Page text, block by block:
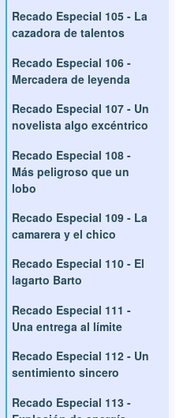
Recado Especial 105 - La
cazadora de talentos
Recado Especial 106 -
Mercadera de leyenda
Recado Especial 107 - Un
novelista algo excéntrico
Recado Especial 108 -
Más peligroso que un
lobo
Recado Especial 109 - La
camarera y el chico
Recado Especial 110 - El
lagarto Barto
Recado Especial 111 -
Una entrega al límite
Recado Especial 112 - Un
sentimiento sincero
Recado Especial 113 -